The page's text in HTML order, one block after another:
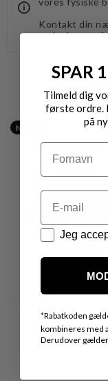
Kontakt din
vedr. den
VARER
Nyhed
MOS MOSH
SPAR
Tilmeld dig
første ordre.
på
Navn
Email
Datapolitik
Jeg
*Rabatkoden
kombineres med
Derudover gælder